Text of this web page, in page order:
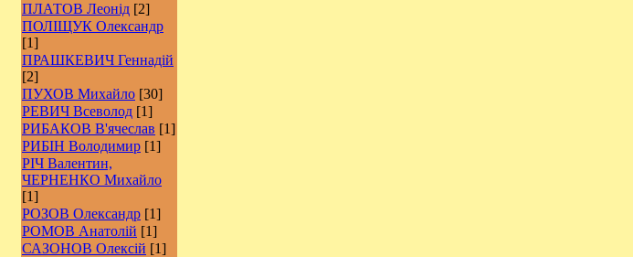
ПЛАТОВ Леонід [2]
ПОЛІЩУК Олександр
[1]
ПРАШКЕВИЧ Геннадій
[2]
ПУХОВ Михайло [30]
РЕВИЧ Всеволод [1]
РИБАКОВ В'ячеслав [1]
РИБІН Володимир [1]
РІЧ Валентин,
ЧЕРНЕНКО Михайло
[1]
РОЗОВ Олександр [1]
РОМОВ Анатолій [1]
САЗОНОВ Олексій [1]